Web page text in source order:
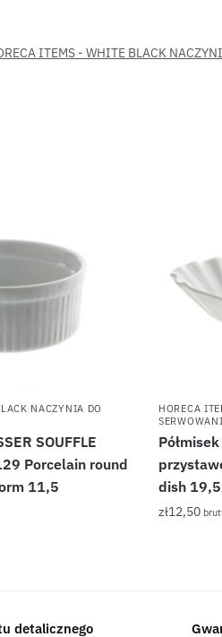
ITEMS - WHITE BLACK
NACZYNIA DO
SOUFFLE
Porcelain round
11,5
HORECA
dish
zł12,50
detalicznego